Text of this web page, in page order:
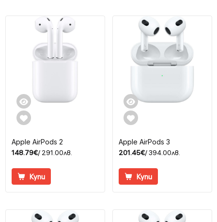
Apple AirPods 2
148.79€/ 291.00лв.
Купи
Apple AirPods 3
201.45€/ 394.00лв.
Купи